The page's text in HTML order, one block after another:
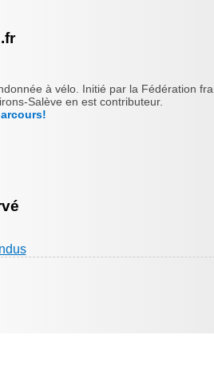
à vélo. Initié par la Fédération
Salève en est contributeur.